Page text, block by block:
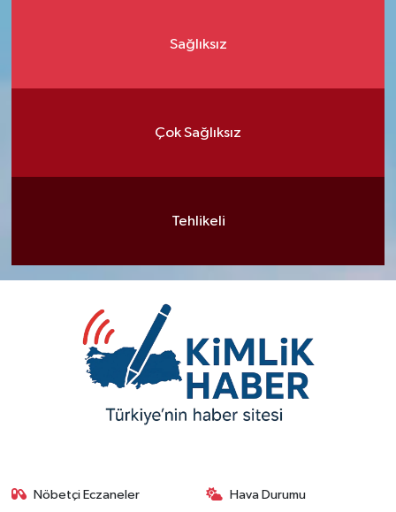
Sağlıksız
Çok Sağlıksız
Tehlikeli
Nöbetçi Eczaneler Hava Durumu